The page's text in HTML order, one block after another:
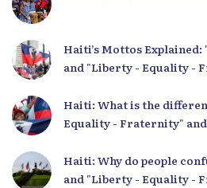
Haiti’s Mottos
and "Liberty - Equality -
Haiti: What is the
Equality - Fraternity"
Haiti: Why do people
and "Liberty - Equality -